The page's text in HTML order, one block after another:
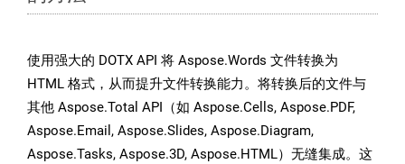
使用强大的 DOTX API 将 Aspose.Words 文件转换为
HTML 格式，从而提升文件转换能力。将转换后的文件与
其他 Aspose.Total API（如 Aspose.Cells, Aspose.PDF,
Aspose.Email, Aspose.Slides, Aspose.Diagram,
Aspose.Tasks, Aspose.3D, Aspose.HTML）无缝集成。这